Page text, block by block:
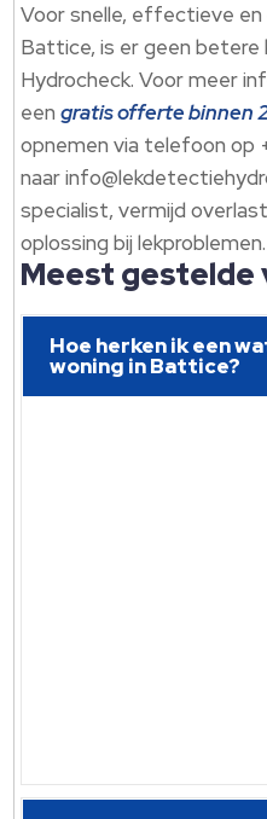
Voor snelle, effectieve
Battice, is er geen
Hydrocheck. Voor meer
eengratis offerte binnen
opnemen via telefoon op
naar
specialist, vermijd
oplossing bij lekproblemen.
Meest gestelde
Hoe herken ik een
woning in Battice?